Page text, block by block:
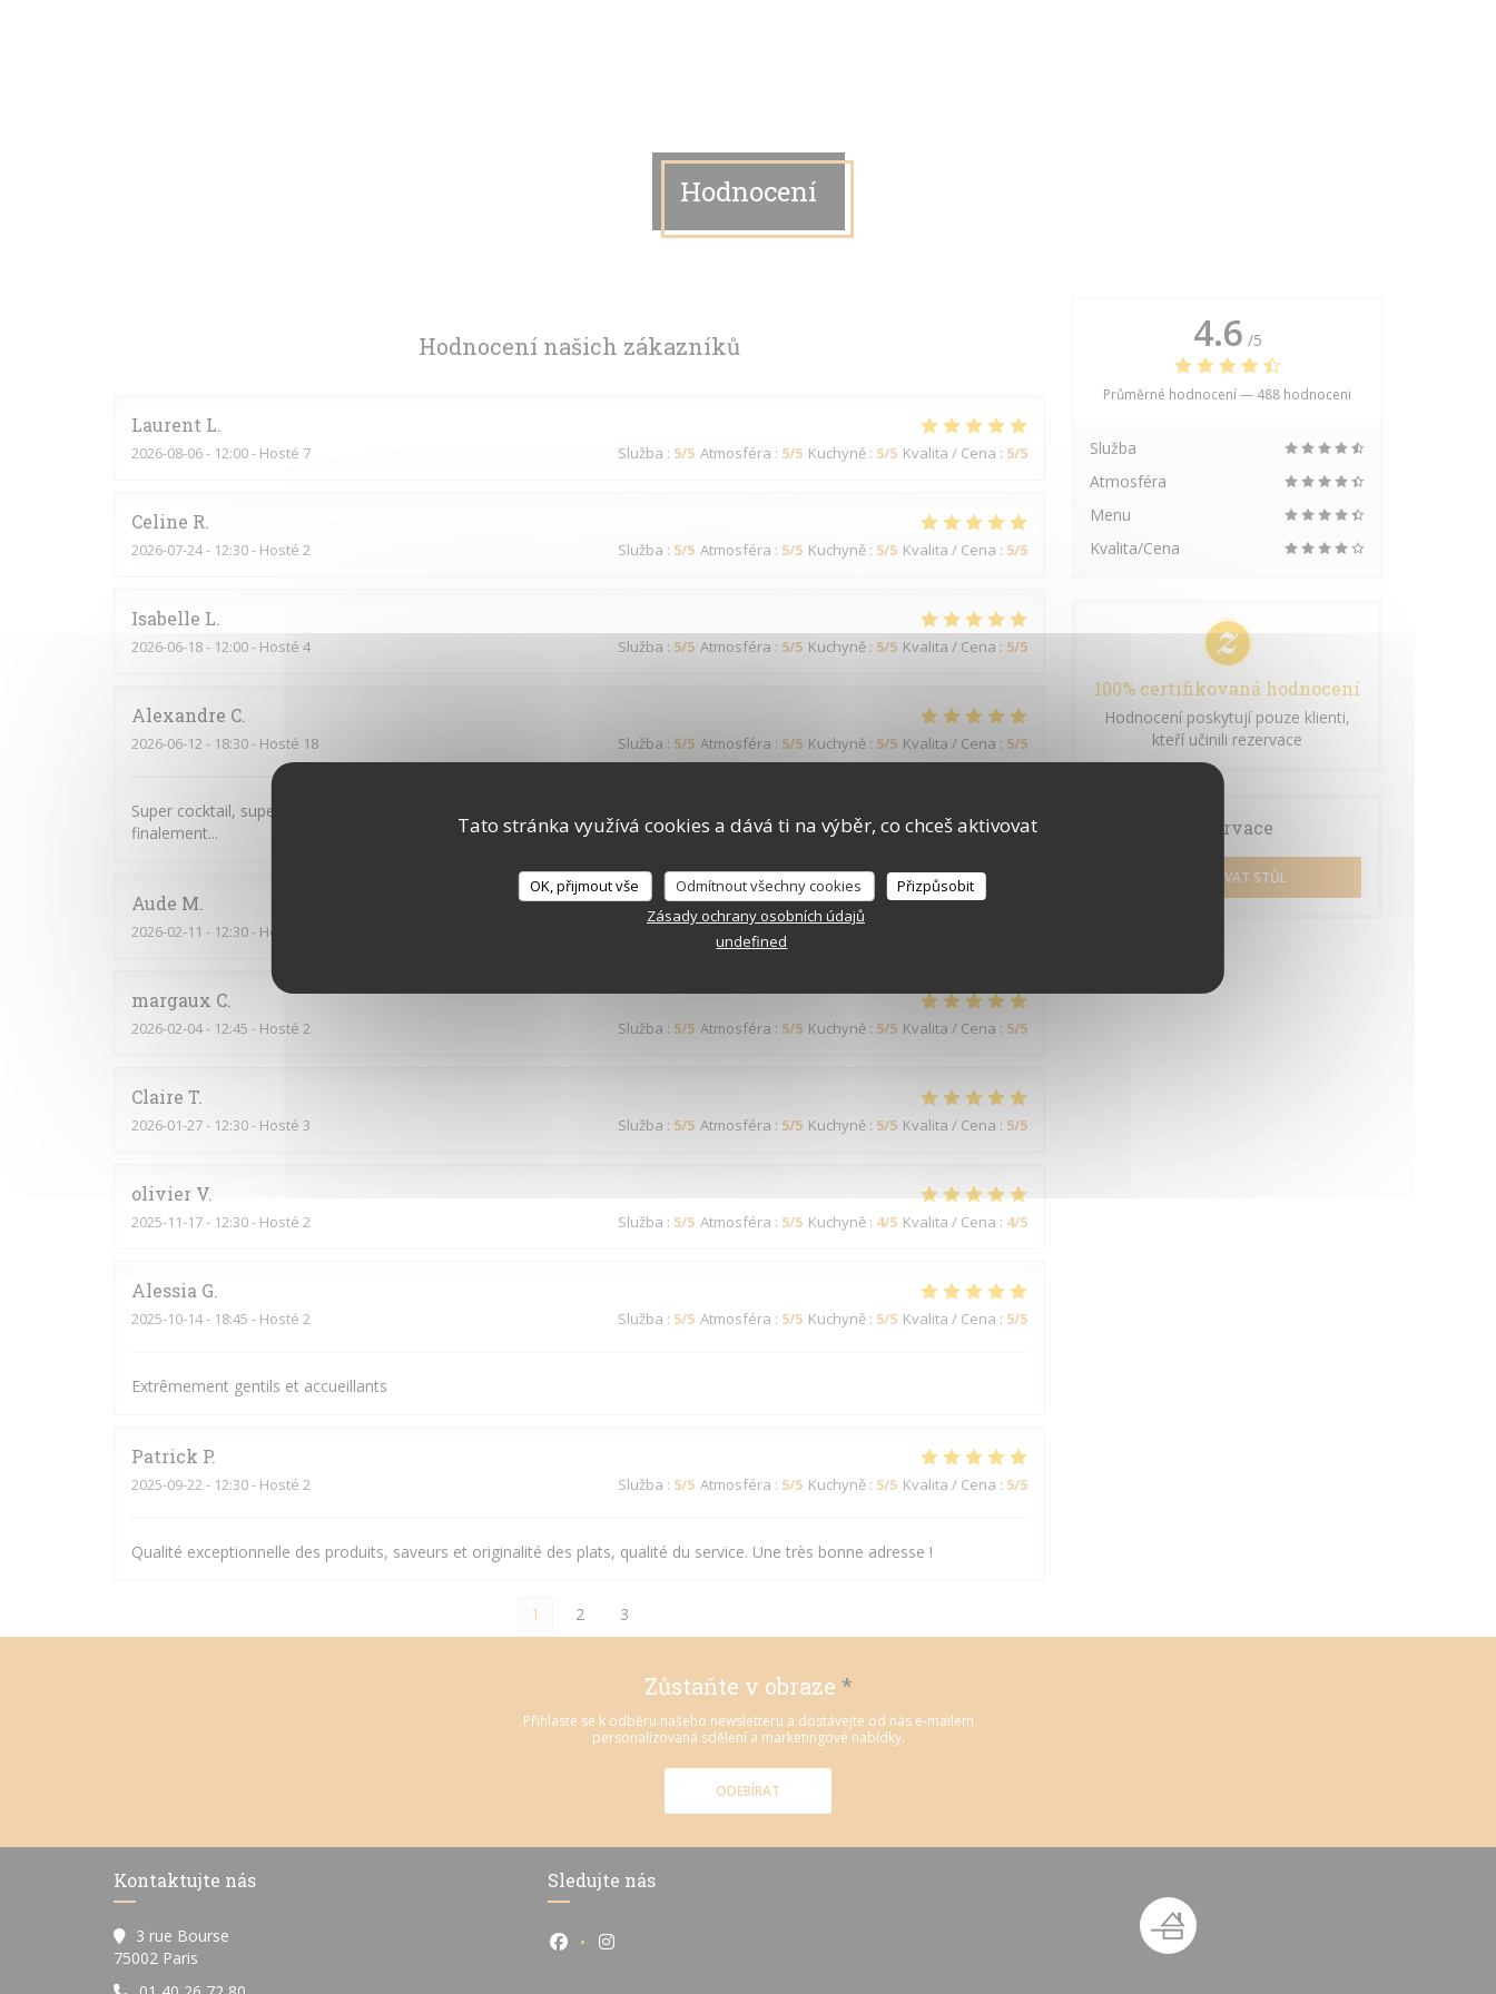
Tato stránka využívá cookies a dává ti na výběr, co chceš aktivovat
OK, přijmout vše Odmítnout všechny cookies
Přizpůsobit
Zásady ochrany osobních údajů
undefined
Hodnocení
Hodnocení našich zákazníků
Laurent L
2026-08-06- 12:00 - Hosté 7 Služba : 5/5 Atmosféra : 5/5 Kuchyně : 5/5 Kvalita / Cena : 5/5
Celine R
2026-07-24- 12:30 - Hosté 2 Služba : 5/5 Atmosféra : 5/5 Kuchyně : 5/5 Kvalita / Cena : 5/5
Isabelle L
2026-06-18- 12:00 - Hosté 4 Služba : 5/5 Atmosféra : 5/5 Kuchyně : 5/5 Kvalita / Cena : 5/5
Alexandre C
2026-06-12 - 18:30 - Hosté 18 Služba : 5/5 Atmosféra : 5/5 Kuchyně : 5/5 Kvalita / Cena : 5/5
Super cocktail, super service. Je pensais que nous serions plus nombreux, mon pot de départ n'étais pas si populaire
finalement...
Aude M
2026-02-11 - 12:30 - Hosté 7 /5 Atmosféra 4 Kuchyně
margaux C
2026-02-04- 12:45 - Hosté 2 Služba : 5/5 Atmosféra : 5/5 Kuchyně : 5/5 Kvalita / Cena : 5/5
Claire T
2026-01-27- 12:30 - Hosté 3 Služba : 5/5 Atmosféra : 5/5 Kuchyně : 5/5 Kvalita / Cena : 5/5
olivier V
2025-11-17- 12:30 - Hosté 2 Služba : 5/5 Atmosféra : 5/5 Kuchyně : 4/5 Kvalita / Cena : 4/5
Alessia G
2025-10-14- 18:45 - Hosté 2 Služba : 5/5 Atmosféra : 5/5 Kuchyně : 5/5 Kvalita / Cena : 5/5
Extrêmement gentils et accueillants
Patrick P
2025-09-22 - 12:30 - Hosté 2 Služba : 5/5 Atmosféra : 5/5 Kuchyně : 5/5 Kvalita / Cena : 5/5
Qualité exceptionnelle des produits, saveurs et originalité des plats, qualité du service. Une très bonne adresse !
1 2 3
4.6 /5
Průměrné hodnocení — 488 hodnoceni
Služba
Atmosféra
Menu
Kvalita/Cena
100% certifikovaná hodnocení
Hodnocení poskytují pouze klienti,
kteří učinili rezervace
Rezervace
REZERVOVAT STŮL
Zůstaňte v obraze *
Přihlaste se k odběru našeho newsletteru a dostávejte od nás e-mailem
personalizovaná sdělení a marketingové nabídky.
ODEBÍRAT
Kontaktujte nás
3 rue Bourse
75002 Paris
Sledujte nás
Facebook ((otevře se v novém okně))
Instagram ((otevře se v novém okně))